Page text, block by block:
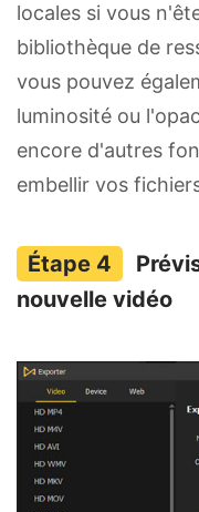
locales si vous
bibliothèque de
vous pouvez
luminosité ou
encore d'autres
embellir vos
nouvelle vidéo